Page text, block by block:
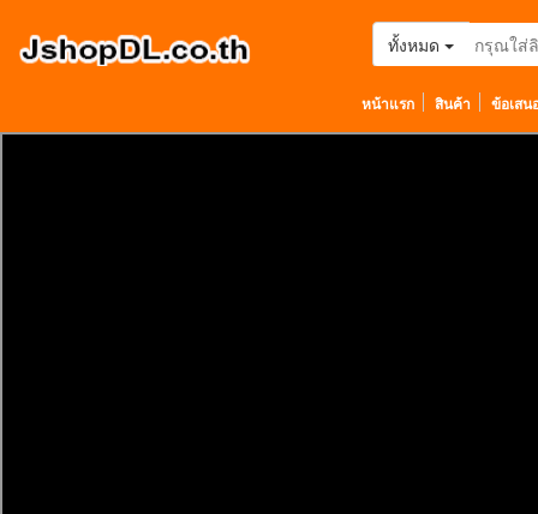
ทั้งหมด
หน้าแรก สินค้า ข้อเสน